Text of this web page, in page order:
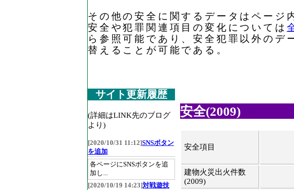
その他の安全に関するデータはページ
安全や犯罪関連項目の変化については
ら参照可能であり、安全犯罪以外のデ
替えることが可能である。
安全(2009)
安全項目
建物火災出火件数
(2009)
サイト更新履歴
(詳細はLINK先のブログ
より)
[2020/10/31 11:12]SNSボタン
を追加
各ページにSNSボタンを追
加し...
[2020/10/19 14:23]対戦遊技